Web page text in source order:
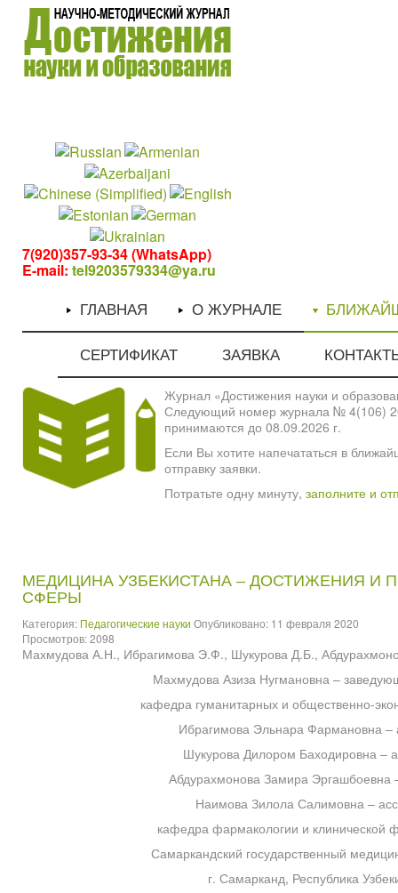
7(920)357-93-34 (WhatsApp)
E-mail: tel9203579334@ya.ru
ГЛАВНАЯ О ЖУРНАЛЕ
СЕРТИФИКАТ ЗАЯВКА
Журнал «Достижения науки и
Следующий номер журнала № 4(106)
принимаются до 08.09.2026 г.
Если Вы хотите напечататься в
отправку заявки.
Потратьте одну минуту, заполните и
МЕДИЦИНА УЗБЕКИСТАНА – ДОСТИЖЕНИЯ И
СФЕРЫ
Категория: Педагогические науки Опубликовано: 11 февраля 2020
Просмотров: 2098
Махмудова А.Н., Ибрагимова Э.Ф., Шукурова Д.Б.,
Махмудова Азиза Нугмановна –
кафедра гуманитарных и общественно-
Ибрагимова Эльнара Фармановна –
Шукурова Дилором Баходировна –
Абдурахмонова Замира Эргашбоевна
Наимова Зилола Салимовна –
кафедра фармакологии и клинической
Самаркандский государственный
г. Самарканд, Республика